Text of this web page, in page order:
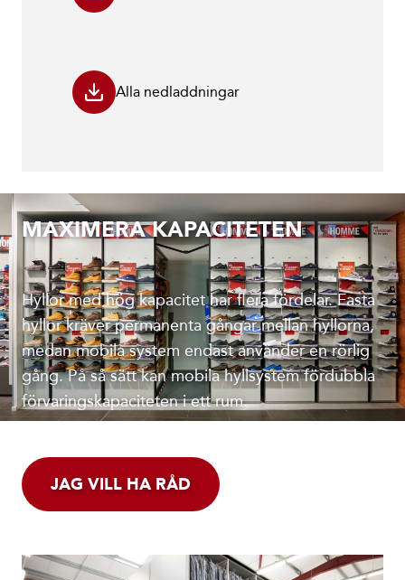
Alla nedladdningar
MAXIMERA KAPACITETEN
Hyllor med hög kapacitet har flera fördelar. Fasta
hyllor kräver permanenta gångar mellan hyllorna,
medan mobila system endast använder en rörlig
gång. På så sätt kan mobila hyllsystem fördubbla
förvaringskapaciteten i ett rum.
JAG VILL HA RÅD